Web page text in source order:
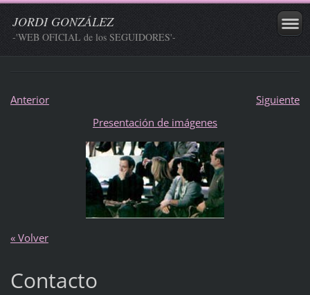
JORDI GONZÁLEZ
-'WEB OFICIAL de los SEGUIDORES'-
Anterior
Siguiente
Presentación de imágenes
« Volver
Contacto